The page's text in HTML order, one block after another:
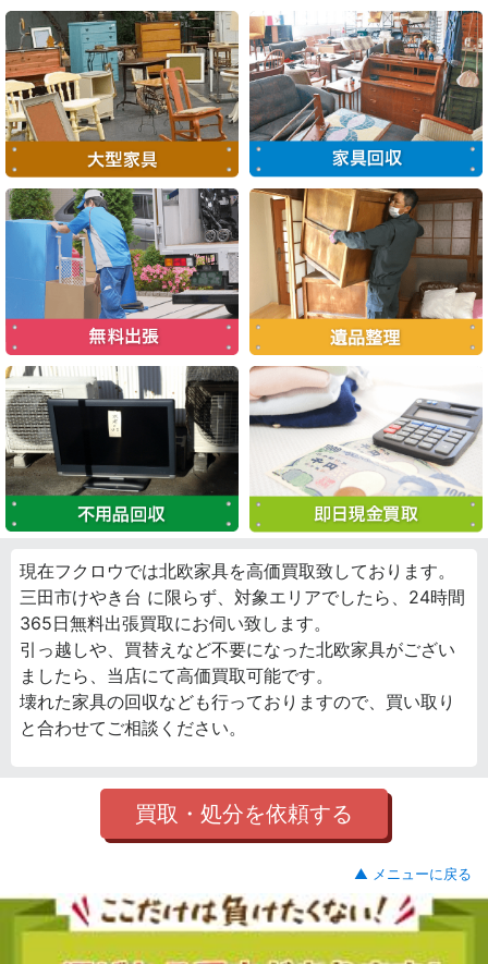
現在フクロウでは北欧家具を高価買取致しております。
三田市けやき台 に限らず、対象エリアでしたら、24時間
365日無料出張買取にお伺い致します。
引っ越しや、買替えなど不要になった北欧家具がござい
ましたら、当店にて高価買取可能です。
壊れた家具の回収なども行っておりますので、買い取り
と合わせてご相談ください。
買取・処分を依頼する
▲ メニューに戻る